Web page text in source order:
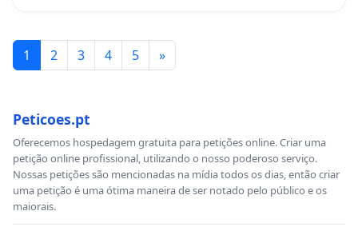
1 2 3 4 5 »
Peticoes.pt
Oferecemos hospedagem gratuita para petições online. Criar uma
petição online profissional, utilizando o nosso poderoso serviço.
Nossas petições são mencionadas na mídia todos os dias, então criar
uma petição é uma ótima maneira de ser notado pelo público e os
maiorais.